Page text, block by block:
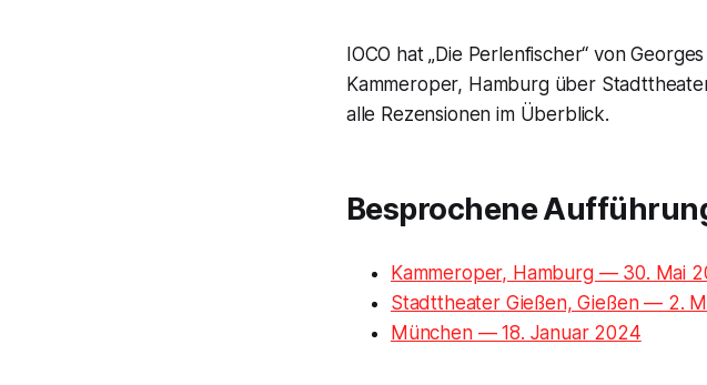
IOCO hat „Die Perlenfischer“ von
Kammeroper, Hamburg über
alle Rezensionen im Überblick.
Besprochene
Kammeroper, Hamburg — 30. Mai
Stadttheater Gießen, Gießen — 2.
München — 18. Januar 2024